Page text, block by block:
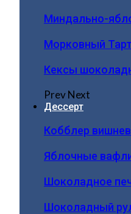
Миндально-
Морковный
Кексы
PrevNext
Дессерт
Кобблер
Яблочные
Шоколадное
Шоколадный